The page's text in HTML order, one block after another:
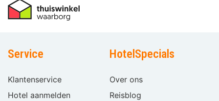
Service
Klantenservice
Hotel aanmelden
HotelSpecials
Over ons
Reisblog